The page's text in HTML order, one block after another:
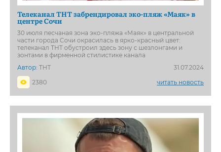
Телеканал ТНТ забрендировал эко-пляж «Маяк» в
центре Сочи
30 июля песчаная зона эко-пляжа «Маяк» в центральной
части города Сочи окрасилась в ярко-красный цвет:
телеканал ТНТ обустроил здесь зону с шезлонгами и
зонтами в фирменной стилистике канала
Автор: ТНТ
31.07.2024
2380
читать новость